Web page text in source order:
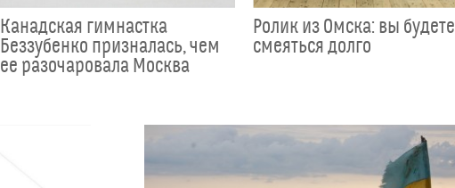
Канадская гимнастка
Беззубенко призналась, чем
ее разочаровала Москва
Ролик из Омска: вы будете
смеяться долго